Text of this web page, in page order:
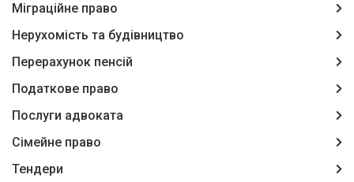
Міграційне право
Нерухомість та будівництво
Перерахунок пенсій
Податкове право
Послуги адвоката
Сімейне право
Тендери